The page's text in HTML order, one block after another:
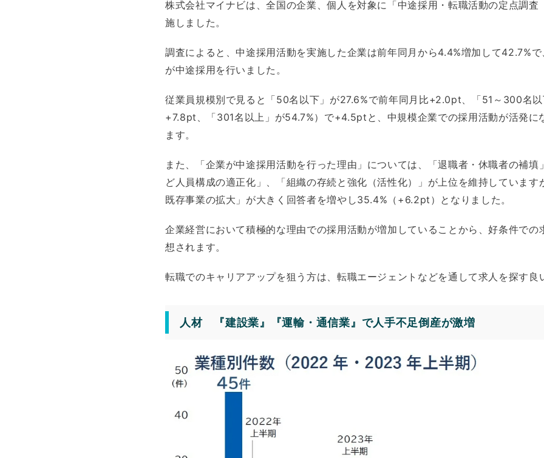
株式会社マイナビは、全国の企業、個人を対象に「中途採用・転職活動の定点調
施しました。
調査によると、中途採用活動を実施した企業は前年同月から4.4%増加して42.7%
が中途採用を行いました。
従業員規模別で見ると「50名以下」が27.6%で前年同月比+2.0pt、「51～300名
+7.8pt、「301名以上」が54.7%）で+4.5ptと、中規模企業での採用活動が活発に
ます。
また、「企業が中途採用活動を行った理由」については、「退職者・休職者の補填
ど人員構成の適正化」、「組織の存続と強化（活性化）」が上位を維持しています
既存事業の拡大」が大きく回答者を増やし35.4%（+6.2pt）となりました。
企業経営において積極的な理由での採用活動が増加していることから、好条件での
想されます。
転職でのキャリアアップを狙う方は、転職エージェントなどを通して求人を探す良
人材 『建設業』『運輸・通信業』で人手不足倒産が激増